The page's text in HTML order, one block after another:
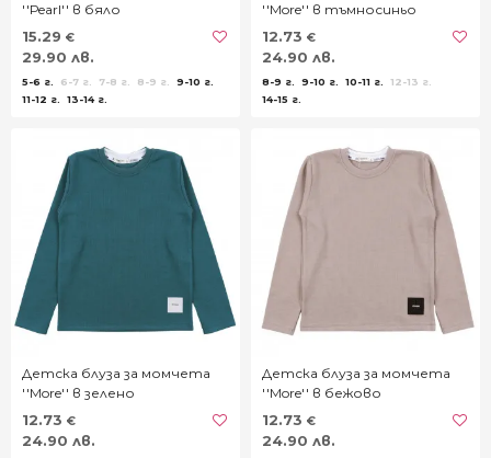
''Рearl'' в бяло
15.29 €
29.90 лв.
5-6 г. 6-7 г. 7-8 г. 8-9 г.
9-10 г.
11-12 г.
13-14 г.
''More'' в тъмносиньо
12.73 €
24.90 лв.
8-9 г. 9-10 г. 10-11 г.
12-13 г.
14-15 г.
Детска блуза за момчета
''More'' в зелено
12.73 €
24.90 лв.
Детска блуза за момчета
''More'' в бежово
12.73 €
24.90 лв.